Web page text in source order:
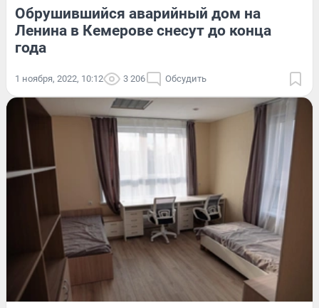
Обрушившийся аварийный дом на
Ленина в Кемерове снесут до конца
года
1 ноября, 2022, 10:12 3 206 Обсудить